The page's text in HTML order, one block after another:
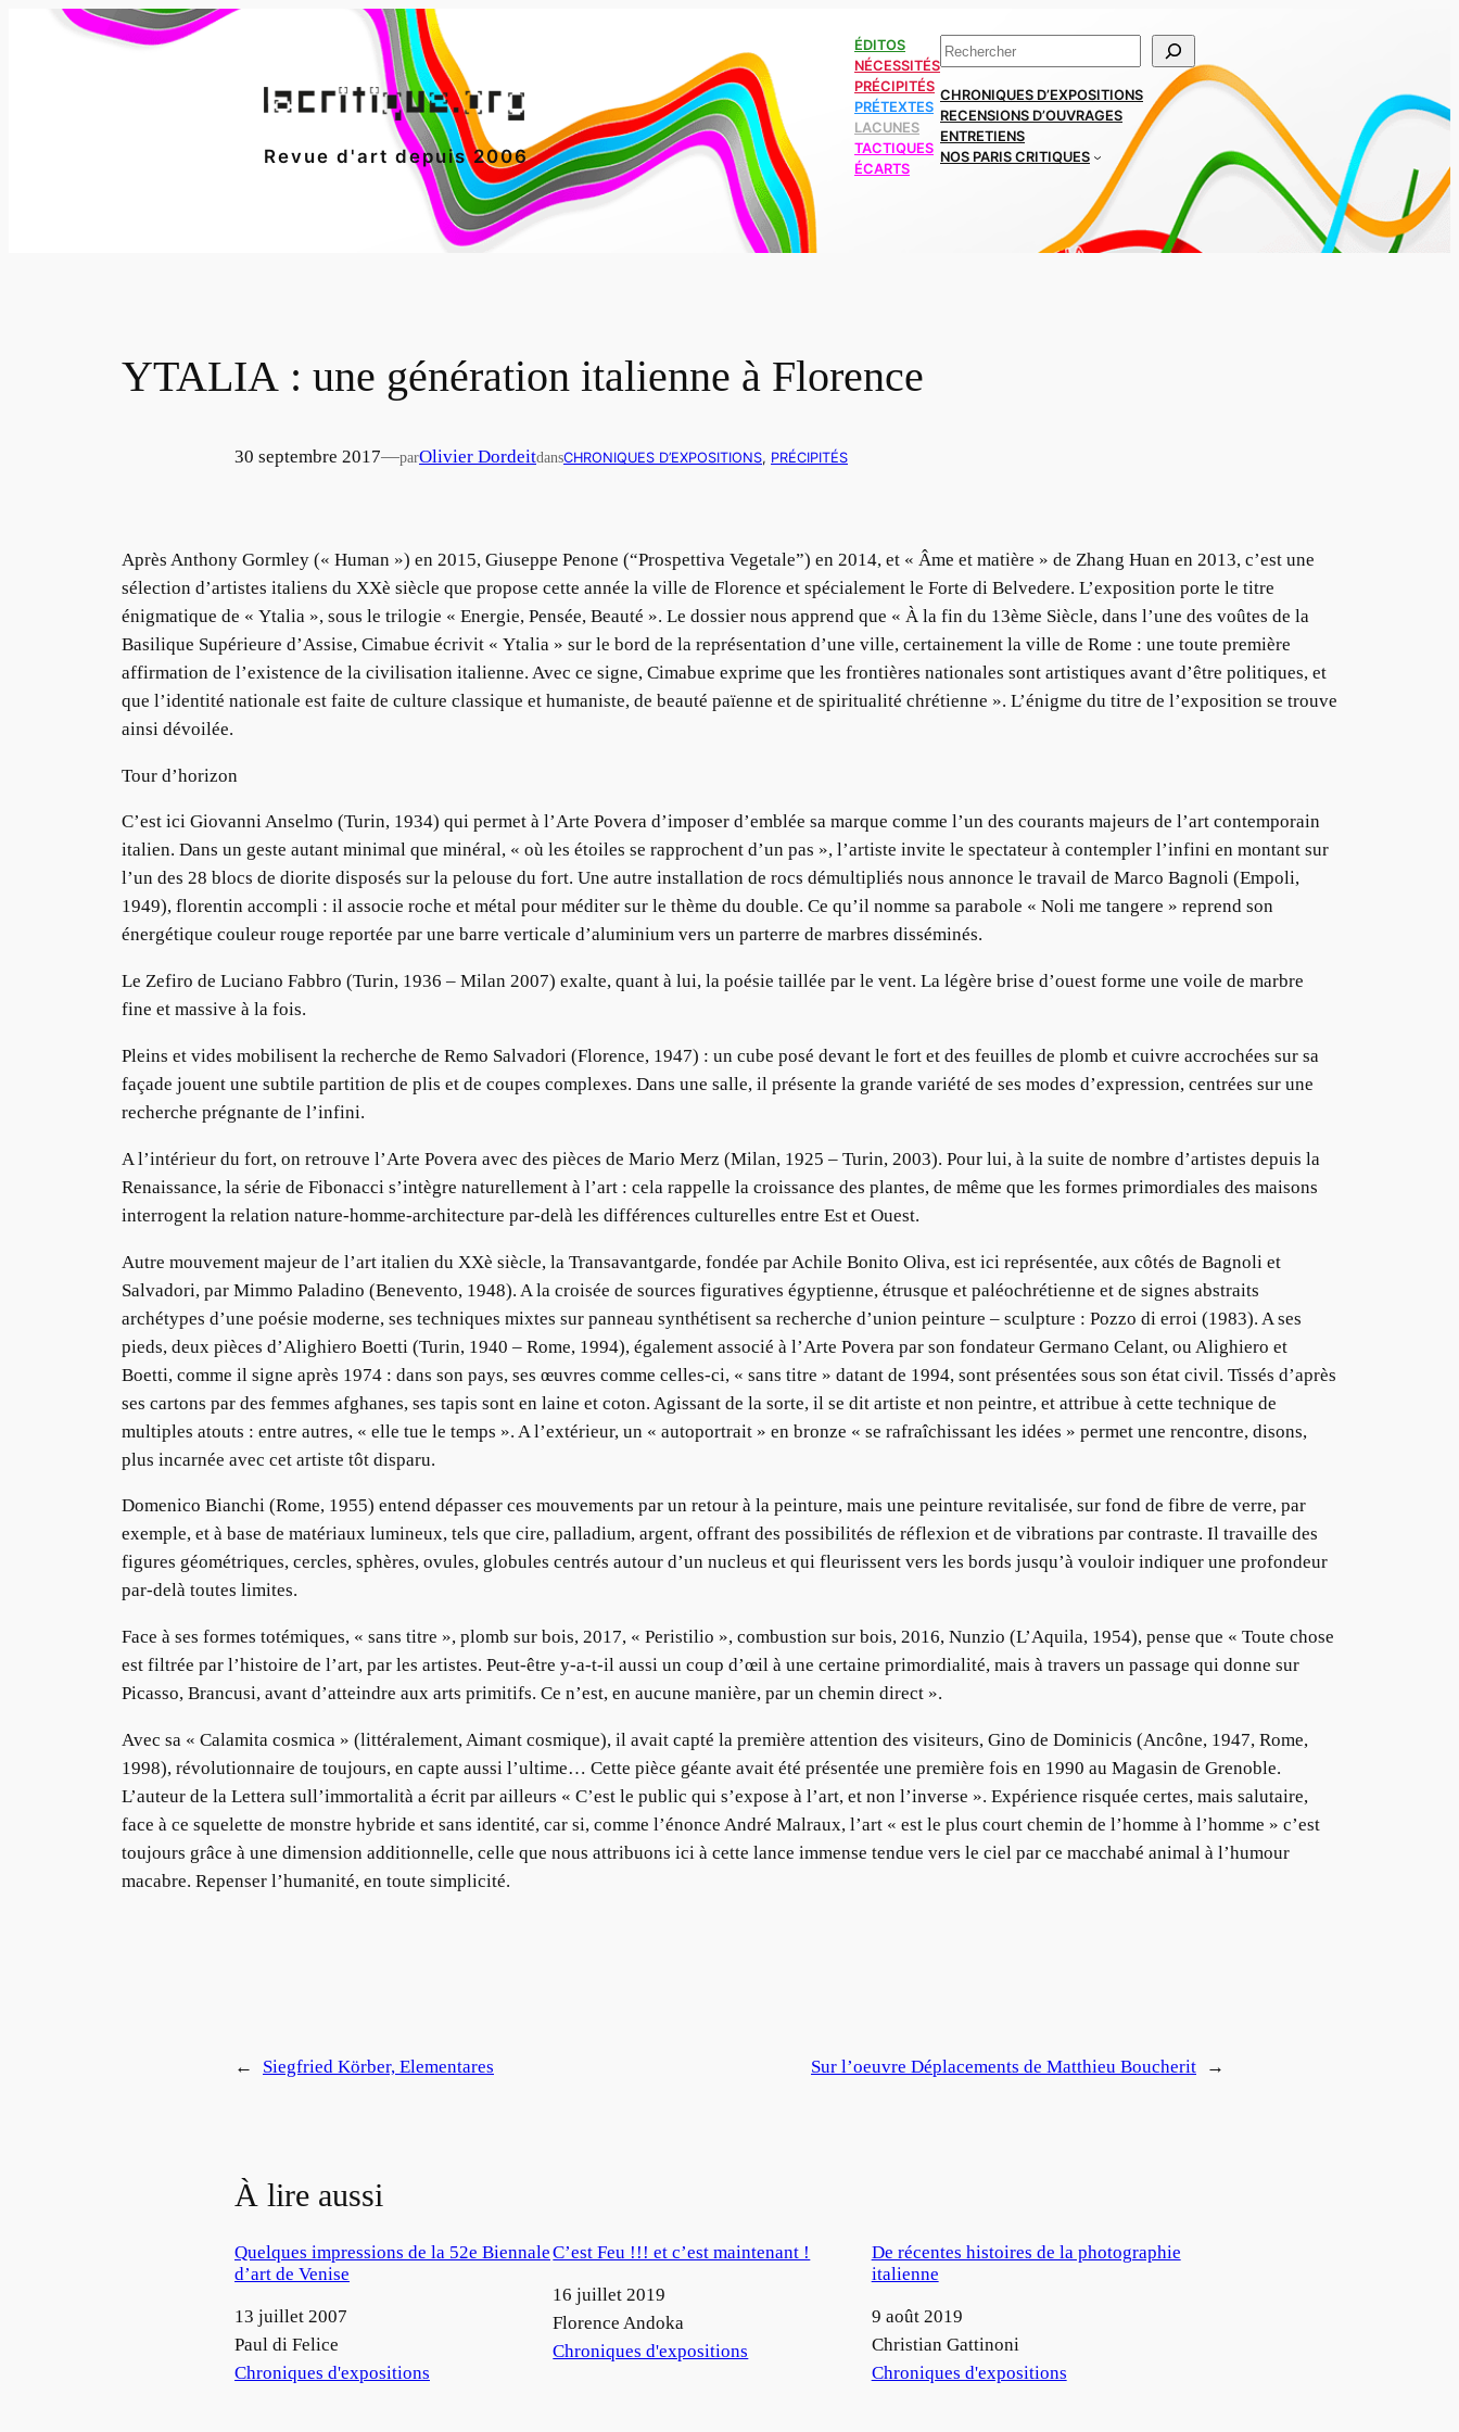
Revue d'art depuis 2006
ÉDITOS
NÉCESSITÉS
PRÉCIPITÉS
PRÉTEXTES
LACUNES
TACTIQUES
ÉCARTS
Rechercher
CHRONIQUES D’EXPOSITIONS
RECENSIONS D’OUVRAGES
ENTRETIENS
NOS PARIS CRITIQUES
YTALIA : une génération italienne à Florence
30 septembre 2017—parOlivier DordeitdansCHRONIQUES D’EXPOSITIONS, PRÉCIPITÉS
Après Anthony Gormley (« Human ») en 2015, Giuseppe Penone (“Prospettiva Vegetale”) en 2014, et « Âme et matière » de Zhang Huan en 2013, c’est une
sélection d’artistes italiens du XXè siècle que propose cette année la ville de Florence et spécialement le Forte di Belvedere. L’exposition porte le titre
énigmatique de « Ytalia », sous le trilogie « Energie, Pensée, Beauté ». Le dossier nous apprend que « À la fin du 13ème Siècle, dans l’une des voûtes de la
Basilique Supérieure d’Assise, Cimabue écrivit « Ytalia » sur le bord de la représentation d’une ville, certainement la ville de Rome : une toute première
affirmation de l’existence de la civilisation italienne. Avec ce signe, Cimabue exprime que les frontières nationales sont artistiques avant d’être politiques, et
que l’identité nationale est faite de culture classique et humaniste, de beauté païenne et de spiritualité chrétienne ». L’énigme du titre de l’exposition se trouve
ainsi dévoilée.
Tour d’horizon
C’est ici Giovanni Anselmo (Turin, 1934) qui permet à l’Arte Povera d’imposer d’emblée sa marque comme l’un des courants majeurs de l’art contemporain
italien. Dans un geste autant minimal que minéral, « où les étoiles se rapprochent d’un pas », l’artiste invite le spectateur à contempler l’infini en montant sur
l’un des 28 blocs de diorite disposés sur la pelouse du fort. Une autre installation de rocs démultipliés nous annonce le travail de Marco Bagnoli (Empoli,
1949), florentin accompli : il associe roche et métal pour méditer sur le thème du double. Ce qu’il nomme sa parabole « Noli me tangere » reprend son
énergétique couleur rouge reportée par une barre verticale d’aluminium vers un parterre de marbres disséminés.
Le Zefiro de Luciano Fabbro (Turin, 1936 – Milan 2007) exalte, quant à lui, la poésie taillée par le vent. La légère brise d’ouest forme une voile de marbre
fine et massive à la fois.
Pleins et vides mobilisent la recherche de Remo Salvadori (Florence, 1947) : un cube posé devant le fort et des feuilles de plomb et cuivre accrochées sur sa
façade jouent une subtile partition de plis et de coupes complexes. Dans une salle, il présente la grande variété de ses modes d’expression, centrées sur une
recherche prégnante de l’infini.
A l’intérieur du fort, on retrouve l’Arte Povera avec des pièces de Mario Merz (Milan, 1925 – Turin, 2003). Pour lui, à la suite de nombre d’artistes depuis la
Renaissance, la série de Fibonacci s’intègre naturellement à l’art : cela rappelle la croissance des plantes, de même que les formes primordiales des maisons
interrogent la relation nature-homme-architecture par-delà les différences culturelles entre Est et Ouest.
Autre mouvement majeur de l’art italien du XXè siècle, la Transavantgarde, fondée par Achile Bonito Oliva, est ici représentée, aux côtés de Bagnoli et
Salvadori, par Mimmo Paladino (Benevento, 1948). A la croisée de sources figuratives égyptienne, étrusque et paléochrétienne et de signes abstraits
archétypes d’une poésie moderne, ses techniques mixtes sur panneau synthétisent sa recherche d’union peinture – sculpture : Pozzo di erroi (1983). A ses
pieds, deux pièces d’Alighiero Boetti (Turin, 1940 – Rome, 1994), également associé à l’Arte Povera par son fondateur Germano Celant, ou Alighiero et
Boetti, comme il signe après 1974 : dans son pays, ses œuvres comme celles-ci, « sans titre » datant de 1994, sont présentées sous son état civil. Tissés d’après
ses cartons par des femmes afghanes, ses tapis sont en laine et coton. Agissant de la sorte, il se dit artiste et non peintre, et attribue à cette technique de
multiples atouts : entre autres, « elle tue le temps ». A l’extérieur, un « autoportrait » en bronze « se rafraîchissant les idées » permet une rencontre, disons,
plus incarnée avec cet artiste tôt disparu.
Domenico Bianchi (Rome, 1955) entend dépasser ces mouvements par un retour à la peinture, mais une peinture revitalisée, sur fond de fibre de verre, par
exemple, et à base de matériaux lumineux, tels que cire, palladium, argent, offrant des possibilités de réflexion et de vibrations par contraste. Il travaille des
figures géométriques, cercles, sphères, ovules, globules centrés autour d’un nucleus et qui fleurissent vers les bords jusqu’à vouloir indiquer une profondeur
par-delà toutes limites.
Face à ses formes totémiques, « sans titre », plomb sur bois, 2017, « Peristilio », combustion sur bois, 2016, Nunzio (L’Aquila, 1954), pense que « Toute chose
est filtrée par l’histoire de l’art, par les artistes. Peut-être y-a-t-il aussi un coup d’œil à une certaine primordialité, mais à travers un passage qui donne sur
Picasso, Brancusi, avant d’atteindre aux arts primitifs. Ce n’est, en aucune manière, par un chemin direct ».
Avec sa « Calamita cosmica » (littéralement, Aimant cosmique), il avait capté la première attention des visiteurs, Gino de Dominicis (Ancône, 1947, Rome,
1998), révolutionnaire de toujours, en capte aussi l’ultime… Cette pièce géante avait été présentée une première fois en 1990 au Magasin de Grenoble.
L’auteur de la Lettera sull’immortalità a écrit par ailleurs « C’est le public qui s’expose à l’art, et non l’inverse ». Expérience risquée certes, mais salutaire,
face à ce squelette de monstre hybride et sans identité, car si, comme l’énonce André Malraux, l’art « est le plus court chemin de l’homme à l’homme » c’est
toujours grâce à une dimension additionnelle, celle que nous attribuons ici à cette lance immense tendue vers le ciel par ce macchabé animal à l’humour
macabre. Repenser l’humanité, en toute simplicité.
← Siegfried Körber, Elementares Sur l’oeuvre Déplacements de Matthieu Boucherit →
À lire aussi
Quelques impressions de la 52e Biennale
d’art de Venise
Date
13 juillet 2007
Auteur
Paul di Felice
Par rapport à
Chroniques d'expositions
C’est Feu !!! et c’est maintenant !
Date
16 juillet 2019
Auteur
Florence Andoka
Par rapport à
Chroniques d'expositions
De récentes histoires de la photographie
italienne
Date
9 août 2019
Auteur
Christian Gattinoni
Par rapport à
Chroniques d'expositions